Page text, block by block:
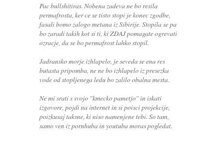
Pac bullshitiras. Nobena zadeva ne bo resila
permafrosta, ker ce se tisto stopi je konec zgodbe,
fasali bomo zalogo metana iz Sibirije. Stopila se pa
bo zaradi takih kot si ti, ki ZDAJ pomagate ogrevati
ozracje, da se bo permafrost lahko stopil.
Jadransko morje izhlapelo, je seveda se ena res
butasta pripomba, ne ne bo izhlapelo iz presezka
vode od stopljenega ledu bo zalilo obalna mesta.
Ne mi srati s svojo "kmecko pametjo" in iskati
izgovore, pojdi na internet in si poisci projekcije,
poizkusaj taksne, ki niso namenjene tebi. So tam,
samo ven iz pornhuba in youtuba moras pogledat.